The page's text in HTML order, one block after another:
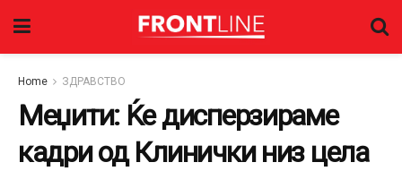
Home ЗДРАВСТВО
Меџити: Ќе дисперзираме
кадри од Клинички низ цела